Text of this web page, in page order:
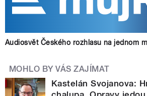
Audiosvět Českého rozhlasu na jednom
MOHLO BY VÁS ZAJÍMAT
Kastelán Svojanova: